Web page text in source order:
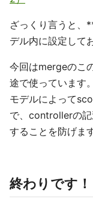
ざっくり言うと、
デル内に設定して
今回はmergeのこ
途で使っています。
モデルによって
で、controllerの
することを防げま
終わりです！